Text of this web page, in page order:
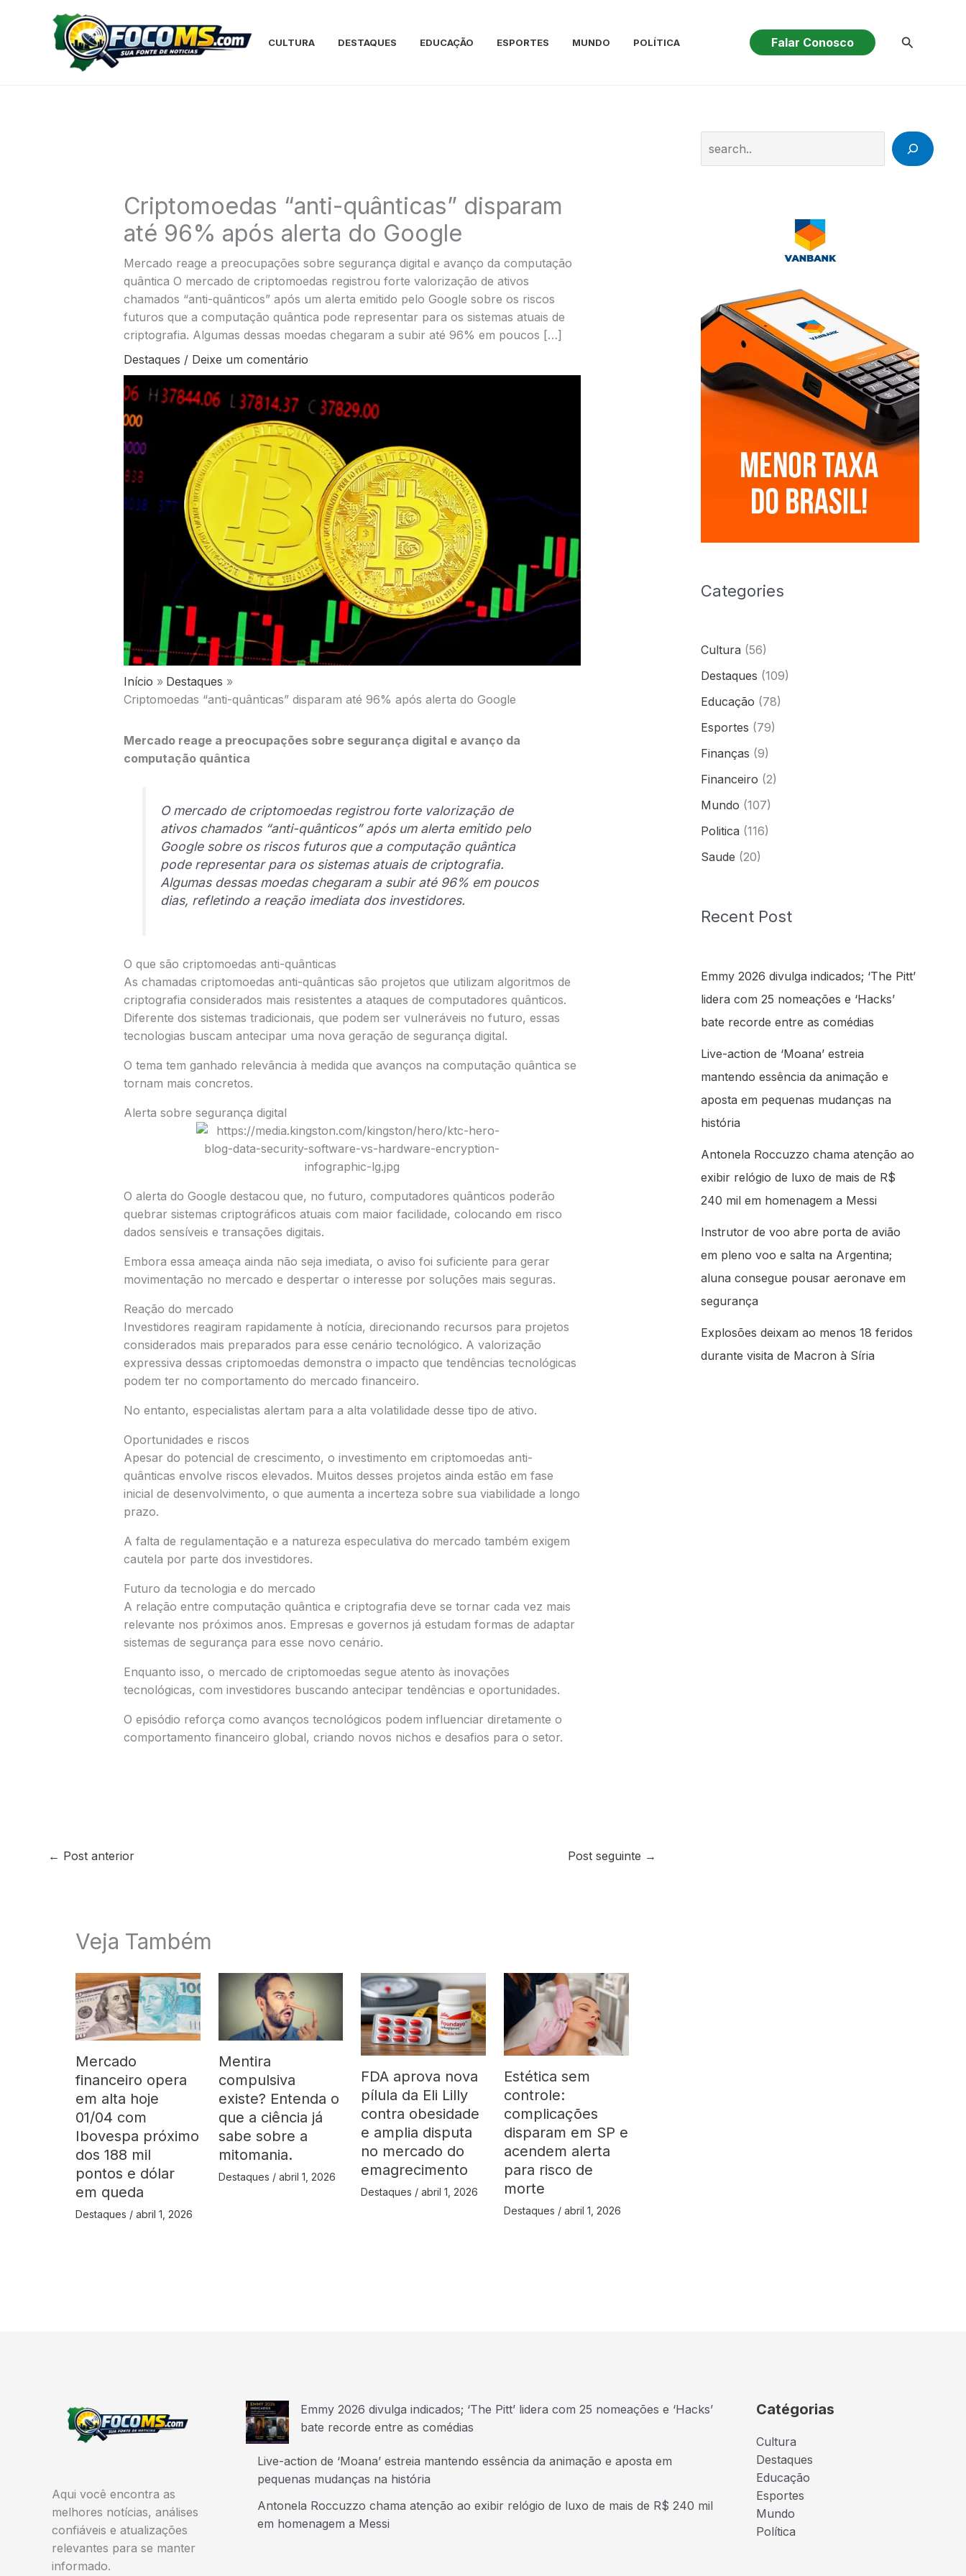
CULTURA DESTAQUES EDUCAÇÃO ESPORTES MUNDO POLÍTICA Falar Conosco Pesquisar
Criptomoedas “anti-quânticas” disparam
até 96% após alerta do Google
Mercado reage a preocupações sobre segurança digital e avanço da computação
quântica O mercado de criptomoedas registrou forte valorização de ativos
chamados “anti-quânticos” após um alerta emitido pelo Google sobre os riscos
futuros que a computação quântica pode representar para os sistemas atuais de
criptografia. Algumas dessas moedas chegaram a subir até 96% em poucos […]
Destaques / Deixe um comentário
Início
Destaques
Criptomoedas “anti-quânticas” disparam até 96% após alerta do Google
Mercado reage a preocupações sobre segurança digital e avanço da
computação quântica
O mercado de criptomoedas registrou forte valorização de
ativos chamados “anti-quânticos” após um alerta emitido pelo
Googlesobre os riscos futuros que a computação quântica
pode representar para os sistemas atuais de criptografia.
Algumas dessas moedas chegaram a subir até 96% em poucos
dias, refletindo a reação imediata dos investidores.
O que são criptomoedas anti-quânticas
As chamadas criptomoedas anti-quânticas são projetos que utilizam algoritmos de
criptografia considerados mais resistentes a ataques de computadores quânticos.
Diferente dos sistemas tradicionais, que podem ser vulneráveis no futuro, essas
tecnologias buscam antecipar uma nova geração de segurança digital.
O tema tem ganhado relevância à medida que avanços na computação quântica se
tornam mais concretos.
Alerta sobre segurança digital
O alerta do Google destacou que, no futuro, computadores quânticos poderão
quebrar sistemas criptográficos atuais com maior facilidade, colocando em risco
dados sensíveis e transações digitais.
Embora essa ameaça ainda não seja imediata, o aviso foi suficiente para gerar
movimentação no mercado e despertar o interesse por soluções mais seguras.
Reação do mercado
Investidores reagiram rapidamente à notícia, direcionando recursos para projetos
considerados mais preparados para esse cenário tecnológico. A valorização
expressiva dessas criptomoedas demonstra o impacto que tendências tecnológicas
podem ter no comportamento do mercado financeiro.
No entanto, especialistas alertam para a alta volatilidade desse tipo de ativo.
Oportunidades e riscos
Apesar do potencial de crescimento, o investimento em criptomoedas anti-
quânticas envolve riscos elevados. Muitos desses projetos ainda estão em fase
inicial de desenvolvimento, o que aumenta a incerteza sobre sua viabilidade a longo
prazo.
A falta de regulamentação e a natureza especulativa do mercado também exigem
cautela por parte dos investidores.
Futuro da tecnologia e do mercado
A relação entre computação quântica e criptografia deve se tornar cada vez mais
relevante nos próximos anos. Empresas e governos já estudam formas de adaptar
sistemas de segurança para esse novo cenário.
Enquanto isso, o mercado de criptomoedas segue atento às inovações
tecnológicas, com investidores buscando antecipar tendências e oportunidades.
O episódio reforça como avanços tecnológicos podem influenciar diretamente o
comportamento financeiro global, criando novos nichos e desafios para o setor.
← Post anterior Post seguinte →
Veja Também
Mercado
financeiro opera
em alta hoje
01/04 com
Ibovespa próximo
dos 188 mil
pontos e dólar
em queda
Destaques / abril 1, 2026
Mentira
compulsiva
existe? Entenda o
que a ciência já
sabe sobre a
mitomania.
Destaques / abril 1, 2026
FDA aprova nova
pílula da Eli Lilly
contra obesidade
e amplia disputa
no mercado do
emagrecimento
Destaques /abril 1, 2026
Estética sem
controle:
complicações
disparam em SP e
acendem alerta
para risco de
morte
Destaques /abril 1, 2026
Categories
Cultura (56)
Destaques (109)
Educação (78)
Esportes (79)
Finanças (9)
Financeiro (2)
Mundo (107)
Politica (116)
Saude (20)
Recent Post
Emmy 2026 divulga indicados; ‘The Pitt’
lidera com 25 nomeações e ‘Hacks’
bate recorde entre as comédias
Live-action de ‘Moana’ estreia
mantendo essência da animação e
aposta em pequenas mudanças na
história
Antonela Roccuzzo chama atenção ao
exibir relógio de luxo de mais de R$
240 mil em homenagem a Messi
Instrutor de voo abre porta de avião
em pleno voo e salta na Argentina;
aluna consegue pousar aeronave em
segurança
Explosões deixam ao menos 18 feridos
durante visita de Macron à Síria
Aqui você encontra as
melhores notícias, análises
confiáveis e atualizações
relevantes para se manter
informado.
Emmy 2026 divulga indicados; ‘The Pitt’ lidera com 25 nomeações e ‘Hacks’
bate recorde entre as comédias
Live-action de ‘Moana’ estreia mantendo essência da animação e aposta em
pequenas mudanças na história
Antonela Roccuzzo chama atenção ao exibir relógio de luxo de mais de R$ 240 mil
em homenagem a Messi
Catégorias
Cultura
Destaques
Educação
Esportes
Mundo
Política